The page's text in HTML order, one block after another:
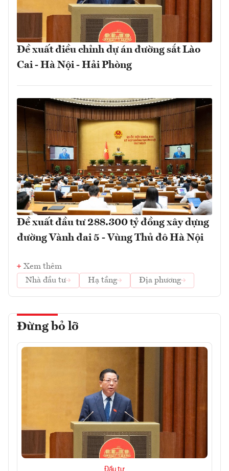
Đề xuất điều chỉnh dự án đường sắt Lào
Cai - Hà Nội - Hải Phòng
Đề xuất đầu tư 288.300 tỷ đồng xây dựng
đường Vành đai 5 - Vùng Thủ đô Hà Nội
Xem thêm
Nhà đầu tư
Hạ tầng Địa phương
Đừng bỏ lỡ